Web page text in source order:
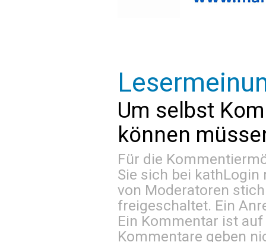
Um selbst
können
Für die
Sie sich bei kathLogin
von Moderatoren
freigeschaltet. Ein
Ein Kommentar ist
Kommentare geben